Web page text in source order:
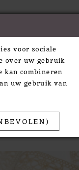
voor sociale
over uw gebruik
combineren
uw gebruik van